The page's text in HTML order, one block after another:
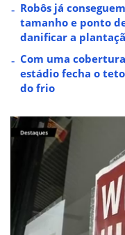
Robôs já
tamanho e ponto
danificar a
Com uma
estádio fecha o
do frio